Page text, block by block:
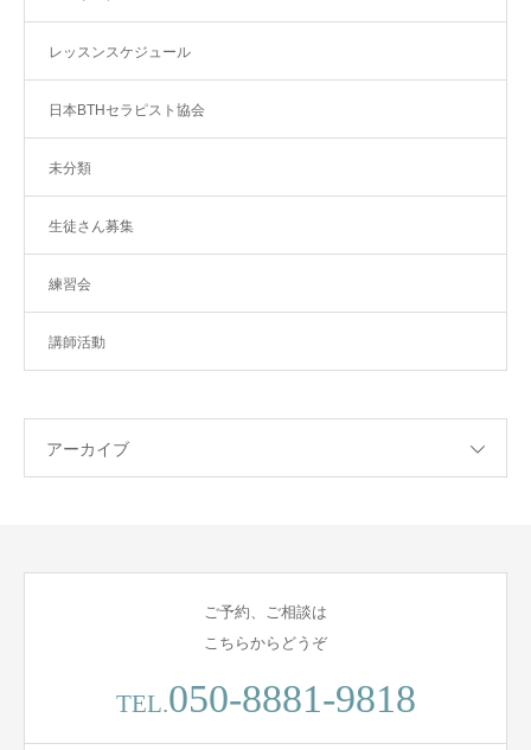
レッスンスケジュール
日本BTHセラピスト協会
未分類
生徒さん募集
練習会
講師活動
アーカイブ
ご予約、ご相談は
こちらからどうぞ
TEL.050-8881-9818